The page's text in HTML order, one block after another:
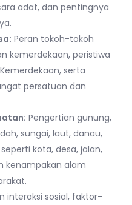
adat, dan pentingnya
Peran tokoh-tokoh
kemerdekaan, peristiwa
serta
persatuan dan
Pengertian gunung,
sungai, laut, danau,
kota, desa, jalan,
kenampakan alam
interaksi sosial, faktor-